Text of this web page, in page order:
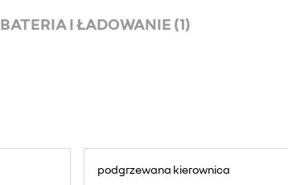
BATERIA I ŁADOWANIE (1)
podgrzewana kierownica